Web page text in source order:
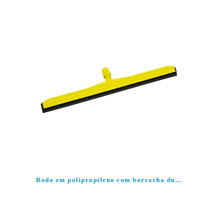
Rodo em polipropileno com borracha dupla preta